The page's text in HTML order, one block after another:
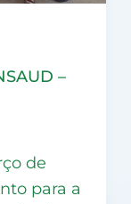
–
de
para a